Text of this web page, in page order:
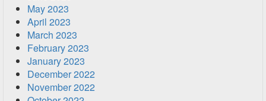
May 2023
April 2023
March 2023
February 2023
January 2023
December 2022
November 2022